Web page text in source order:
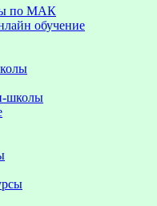
по МАК
обучение
школы